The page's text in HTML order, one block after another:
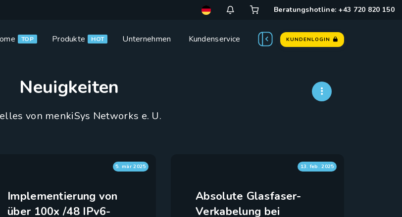
Beratungshotline: +43 720 820 150
TOP Produkte HOT Unternehmen Kundenservice KUNDENLOGIN
Neuigkeiten
von menkiSys Networks e. U.
5. mär 2025
Implementierung von
über 100x /48 IPv6-
13. feb. 2025
Absolute Glasfaser-
Verkabelung bei